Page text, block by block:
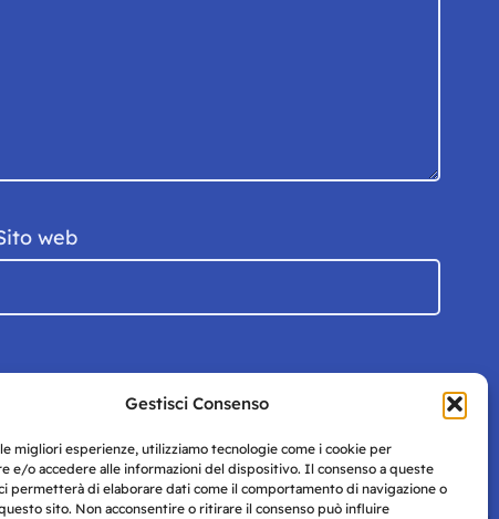
Gestisci Consenso
migliori esperienze, utilizziamo tecnologie come i cookie per
e/o accedere alle informazioni del dispositivo. Il consenso a queste
permetterà di elaborare dati come il comportamento di navigazione o
sito. Non acconsentire o ritirare il consenso può influire
web